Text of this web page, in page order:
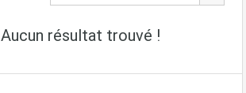
Aucun résultat trouvé !